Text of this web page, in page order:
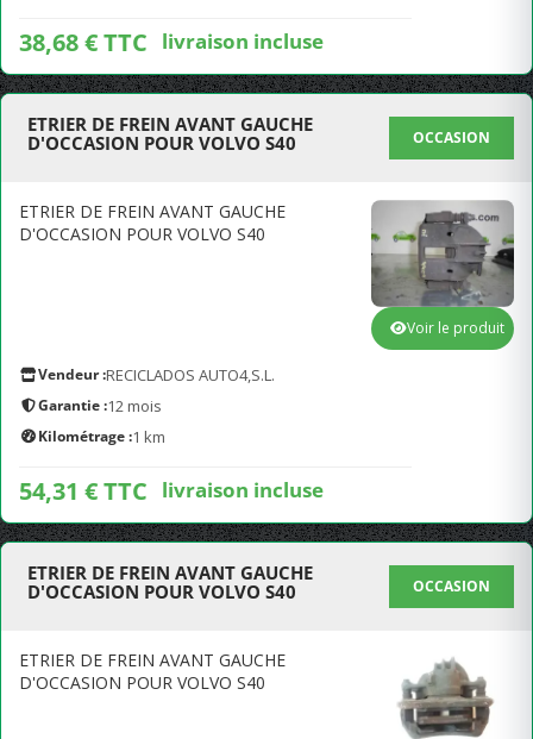
38,68 € TTC livraison incluse
ETRIER DE FREIN AVANT GAUCHE
D'OCCASION POUR VOLVO S40
OCCASION
ETRIER DE FREIN AVANT GAUCHE
D'OCCASION POUR VOLVO S40
Vendeur :RECICLADOS AUTO4,S.L.
Garantie :12 mois
Kilométrage :1 km
54,31 € TTC livraison incluse
Voir le produit
ETRIER DE FREIN AVANT GAUCHE
D'OCCASION POUR VOLVO S40
OCCASION
ETRIER DE FREIN AVANT GAUCHE
D'OCCASION POUR VOLVO S40